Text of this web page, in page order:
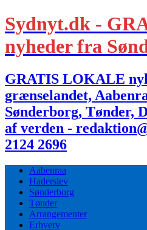
Sydnyt.dk -
nyheder fra
GRATIS LOKALE
grænselandet,
Sønderborg, Tønder,
af verden -
2124 2696
Aabenraa
Haderslev
Sønderborg
Tønder
Arrangementer
Erhverv